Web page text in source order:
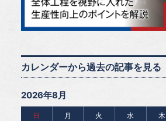
カレンダーから過去の記事を見る
2026年8月
日 月 火 水 木